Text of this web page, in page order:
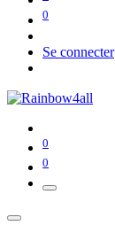
0
Se connecter
0
0